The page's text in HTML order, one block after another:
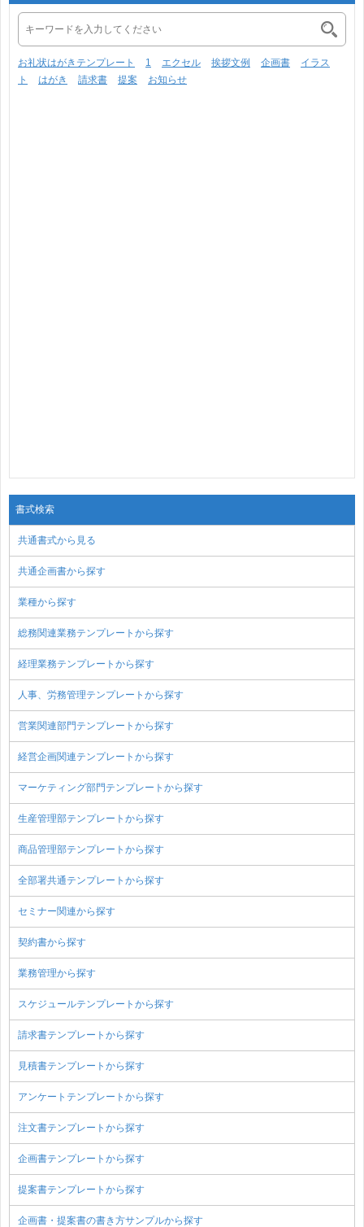
お礼状はがきテンプレート 1 エクセル 挨拶文例 企画書
イラス
ト
はがき 請求書 提案 お知らせ
書式検索
共通書式から見る
共通企画書から探す
業種から探す
総務関連業務テンプレートから探す
経理業務テンプレートから探す
人事、労務管理テンプレートから探す
営業関連部門テンプレートから探す
経営企画関連テンプレートから探す
マーケティング部門テンプレートから探す
生産管理部テンプレートから探す
商品管理部テンプレートから探す
全部署共通テンプレートから探す
セミナー関連から探す
契約書から探す
業務管理から探す
スケジュールテンプレートから探す
請求書テンプレートから探す
見積書テンプレートから探す
アンケートテンプレートから探す
注文書テンプレートから探す
企画書テンプレートから探す
提案書テンプレートから探す
企画書・提案書の書き方サンプルから探す